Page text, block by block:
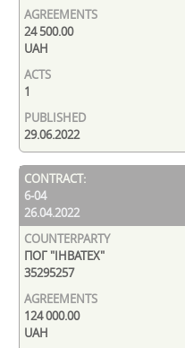
24 500.00
UAH
1
29.06.2022
6-04
26.04.2022
ПОГ "ІНВАТЕХ"
35295257
124 000.00
UAH